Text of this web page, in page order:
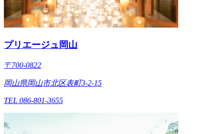
プリエージュ岡山
〒700-0822
岡山県岡山市北区表町3-2-15
TEL 086-801-3655